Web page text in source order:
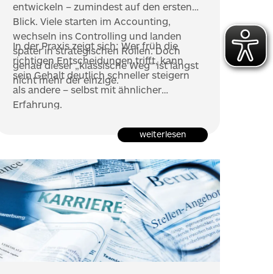
entwickeln – zumindest auf den ersten
Blick. Viele starten im Accounting,
wechseln ins Controlling und landen
später in strategischen Rollen. Doch
genau dieser „klassische Weg“ ist längst
nicht mehr der einzige.
In der Praxis zeigt sich: Wer früh die
richtigen Entscheidungen trifft, kann
sein Gehalt deutlich schneller steigern
als andere – selbst mit ähnlicher
Erfahrung.
weiterlesen